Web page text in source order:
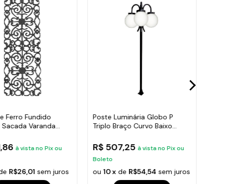
para Piscinas
Ferro Fundido
Sacada Varanda
à vista no Pix ou
R$26,01 sem juros
Poste Luminária Globo P
Triplo Braço Curvo Baixo
R$ 507,25 à vista no Pix ou
Boleto
ou10 x de R$54,54 sem juros